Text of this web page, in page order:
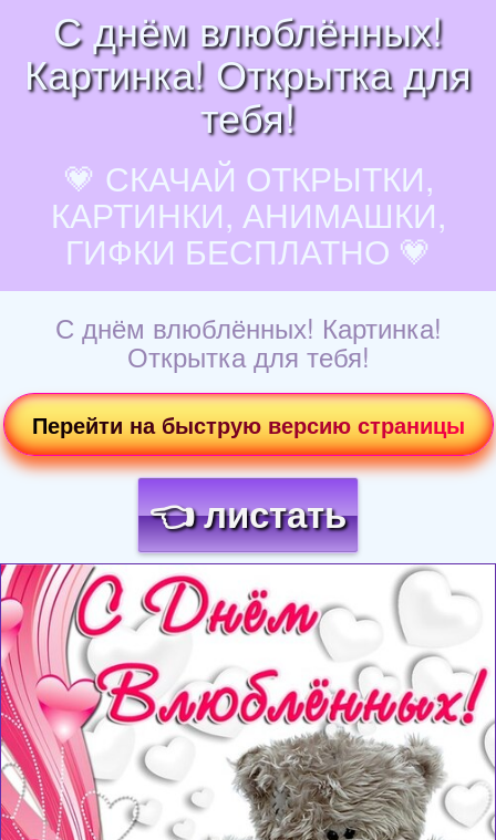
С днём влюблённых!
Картинка! Открытка для
тебя!
💗 СКАЧАЙ ОТКРЫТКИ,
КАРТИНКИ, АНИМАШКИ,
ГИФКИ БЕСПЛАТНО 💗
С днём влюблённых! Картинка!
Открытка для тебя!
Перейти на быструю версию страницы
👈 листать
Загрузка картинки...